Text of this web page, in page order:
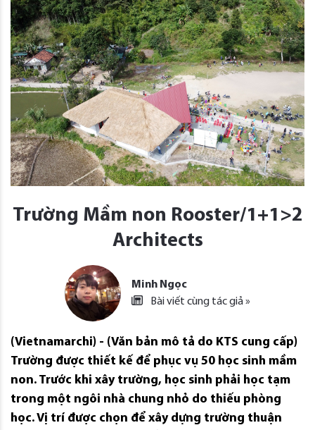
Trường Mầm non Rooster/1+1>2
Architects
Minh Ngọc
Bài viết cùng tác giả »
(Vietnamarchi) - (Văn bản mô tả do KTS cung cấp)
Trường được thiết kế để phục vụ 50 học sinh mầm
non. Trước khi xây trường, học sinh phải học tạm
trong một ngôi nhà chung nhỏ do thiếu phòng
học. Vị trí được chọn để xây dựng trường thuận